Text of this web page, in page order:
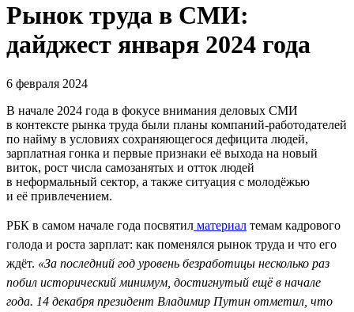
Рынок труда в СМИ:
дайджест января 2024 года
6 февраля 2024
В начале 2024 года в фокусе внимания деловых СМИ
в контексте рынка труда были планы компаний-работодателей
по найму в условиях сохраняющегося дефицита людей,
зарплатная гонка и первые признаки её выхода на новый
виток, рост числа самозанятых и отток людей
в неформальный сектор, а также ситуация с молодёжью
и её привлечением.
РБК в самом начале года посвятил материал темам кадрового
голода и роста зарплат: как поменялся рынок труда и что его
ждёт. «За последний год уровень безработицы несколько раз
побил исторический минимум, достигнутый ещё в начале
года. 14 декабря президент Владимир Путин отметил, что